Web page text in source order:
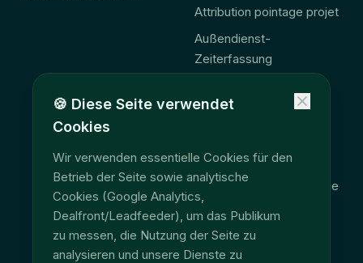
Attribution pointage projet
Außendienst-
Zeiterfassung
Odoo Außendienst-
🚨 Gesetz 2027
Consolidation télématique
Accès données terrain
EU Data Act
🍪 Diese Seite verwendet
Cookies
Wir verwenden essentielle Cookies für den
Betrieb der Seite sowie analytische
Cookies (Google Analytics,
Dealfront/Leadfeeder), um das Publikum
zu messen, die Nutzung der Seite zu
analysieren und unsere Dienste zu